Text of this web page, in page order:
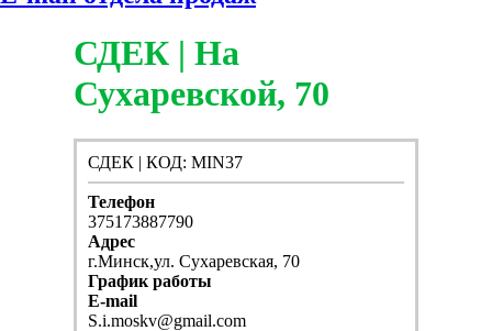
СДЕК | На
Сухаревской, 70
СДЕК | КОД: MIN37
Телефон
375173887790
Адрес
г.Минск,ул. Сухаревская, 70
График работы
E-mail
S.i.moskv@gmail.com